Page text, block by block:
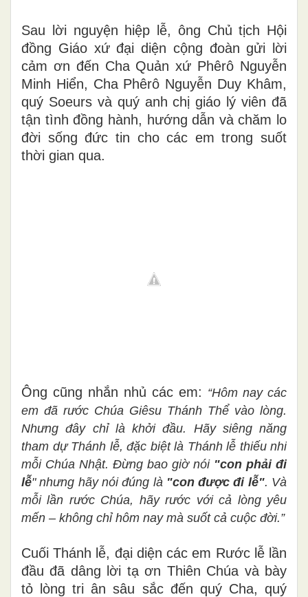
Sau lời nguyện hiệp lễ, ông Chủ tịch Hội
đồng Giáo xứ đại diện cộng đoàn gửi lời
cảm ơn đến Cha Quản xứ Phêrô Nguyễn
Minh Hiển, Cha Phêrô Nguyễn Duy Khâm,
quý Soeurs và quý anh chị giáo lý viên đã
tận tình đồng hành, hướng dẫn và chăm lo
đời sống đức tin cho các em trong suốt
thời gian qua.
Ông cũng nhắn nhủ các em: “Hôm nay các
em đã rước Chúa Giêsu Thánh Thể vào lòng.
Nhưng đây chỉ là khởi đầu. Hãy siêng năng
tham dự Thánh lễ, đặc biệt là Thánh lễ thiếu nhi
mỗi Chúa Nhật. Đừng bao giờ nói "con phải đi
lễ" nhưng hãy nói đúng là "con được đi lễ". Và
mỗi lần rước Chúa, hãy rước với cả lòng yêu
mến – không chỉ hôm nay mà suốt cả cuộc đời.”
Cuối Thánh lễ, đại diện các em Rước lễ lần
đầu đã dâng lời tạ ơn Thiên Chúa và bày
tỏ lòng tri ân sâu sắc đến quý Cha, quý